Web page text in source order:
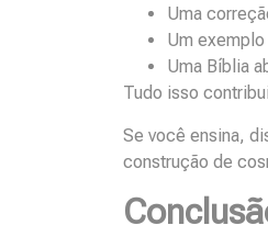
Uma
Um
Uma Bíblia
Tudo isso
Se você ensina,
construção de